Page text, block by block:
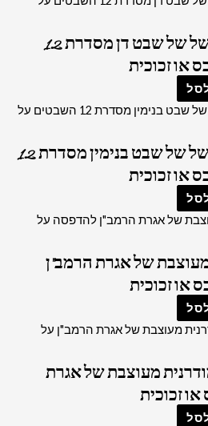
2750 – תמונה של של שבט דן מסדרת 12
או זכוכית
2753 – תמונה של של שבט בנימין מסדרת 12
או זכוכית
מעוצבת של אגרת הרמב"ן
או זכוכית
מודרנית מעוצבת של אגרת
זכוכית